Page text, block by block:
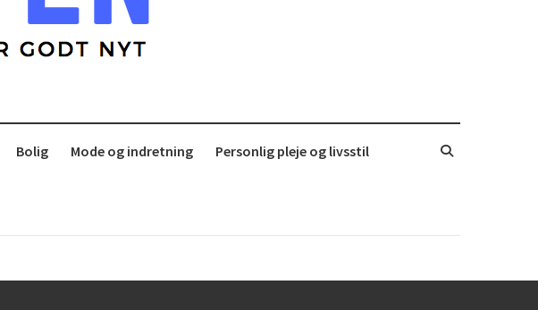
Bolig Mode og indretning Personlig pleje og livsstil